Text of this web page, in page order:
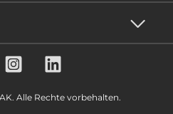
Alle Rechte vorbehalten.